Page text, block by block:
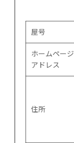
屋号
ホームページ
アドレス
住所